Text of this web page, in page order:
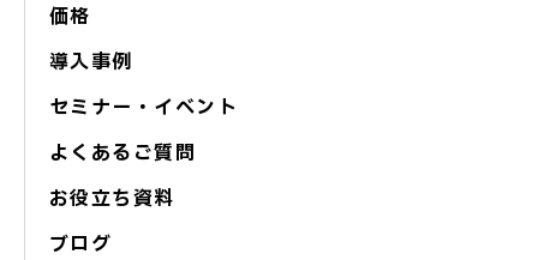
価格
導入事例
セミナー・イベント
よくあるご質問
お役立ち資料
ブログ